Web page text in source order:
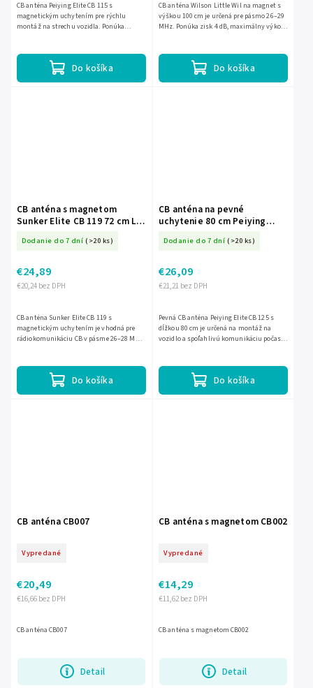
Do košíka
CB anténa Peiying Elite CB 115 s
magnetickým uchytením pre rýchlu
montáž na strechu vozidla. Ponúka
Do košíka
CB anténa Wilson Little Wil na magnet s
výškou 100 cm je určená pre pásmo 26–29
MHz. Ponúka zisk 4 dB, maximálny výkon
CB anténa s magnetom
Sunker Elite CB 119 72 cm L-
Dodanie do 7 dní (>20 ks)
€20,24 bez DPH
€24,89
Do košíka
CB anténa Sunker Elite CB 119 s
magnetickým uchytením je vhodná pre
rádiokomunikáciu CB v pásme 26–28 MHz.
CB anténa na pevné
uchytenie 80 cm Peiying
Dodanie do 7 dní (>20 ks)
€21,21 bez DPH
€26,09
Do košíka
Pevná CB anténa Peiying Elite CB 125 s
dĺžkou 80 cm je určená na montáž na
vozidlo a spoľahlivú komunikáciu počas
CB anténa CB007
Vypredané
€16,66 bez DPH
€20,49
Detail
CB anténa CB007
CB anténa s magnetom CB002
Vypredané
€11,62 bez DPH
€14,29
Detail
CB anténa s magnetom CB002